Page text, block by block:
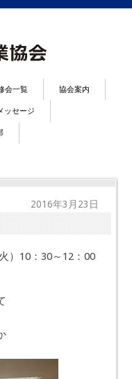
会一覧 協会案内
ッセージ
2016年3月23日
）10：30～12：00